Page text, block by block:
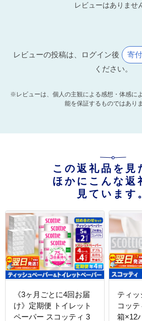
レビューはありませ
レビューの投稿は、ログイン後 寄
ください。
※レビューは、個人の主観による感想・体感に
能を保証するものではありま
この返礼品を見
ほかにこんな返
見ています
《3ヶ月ごとに4回お届
け》定期便 トイレット
ペーパー スコッティ 3
ティッ
コッ
箱×12